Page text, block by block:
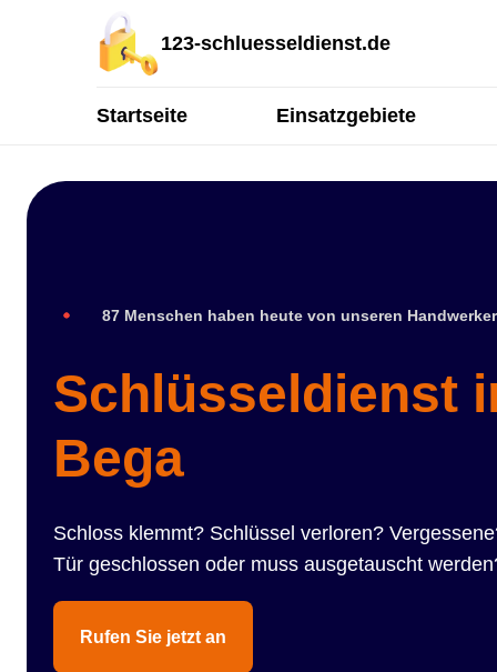
123-schluesseldienst.de
Startseite Einsatzgebiete
87 Menschen haben heute von unseren
Schlüsseldienst
Bega
Schloss klemmt? Schlüssel verloren?
Tür geschlossen oder muss ausgetauscht
Rufen Sie jetzt an